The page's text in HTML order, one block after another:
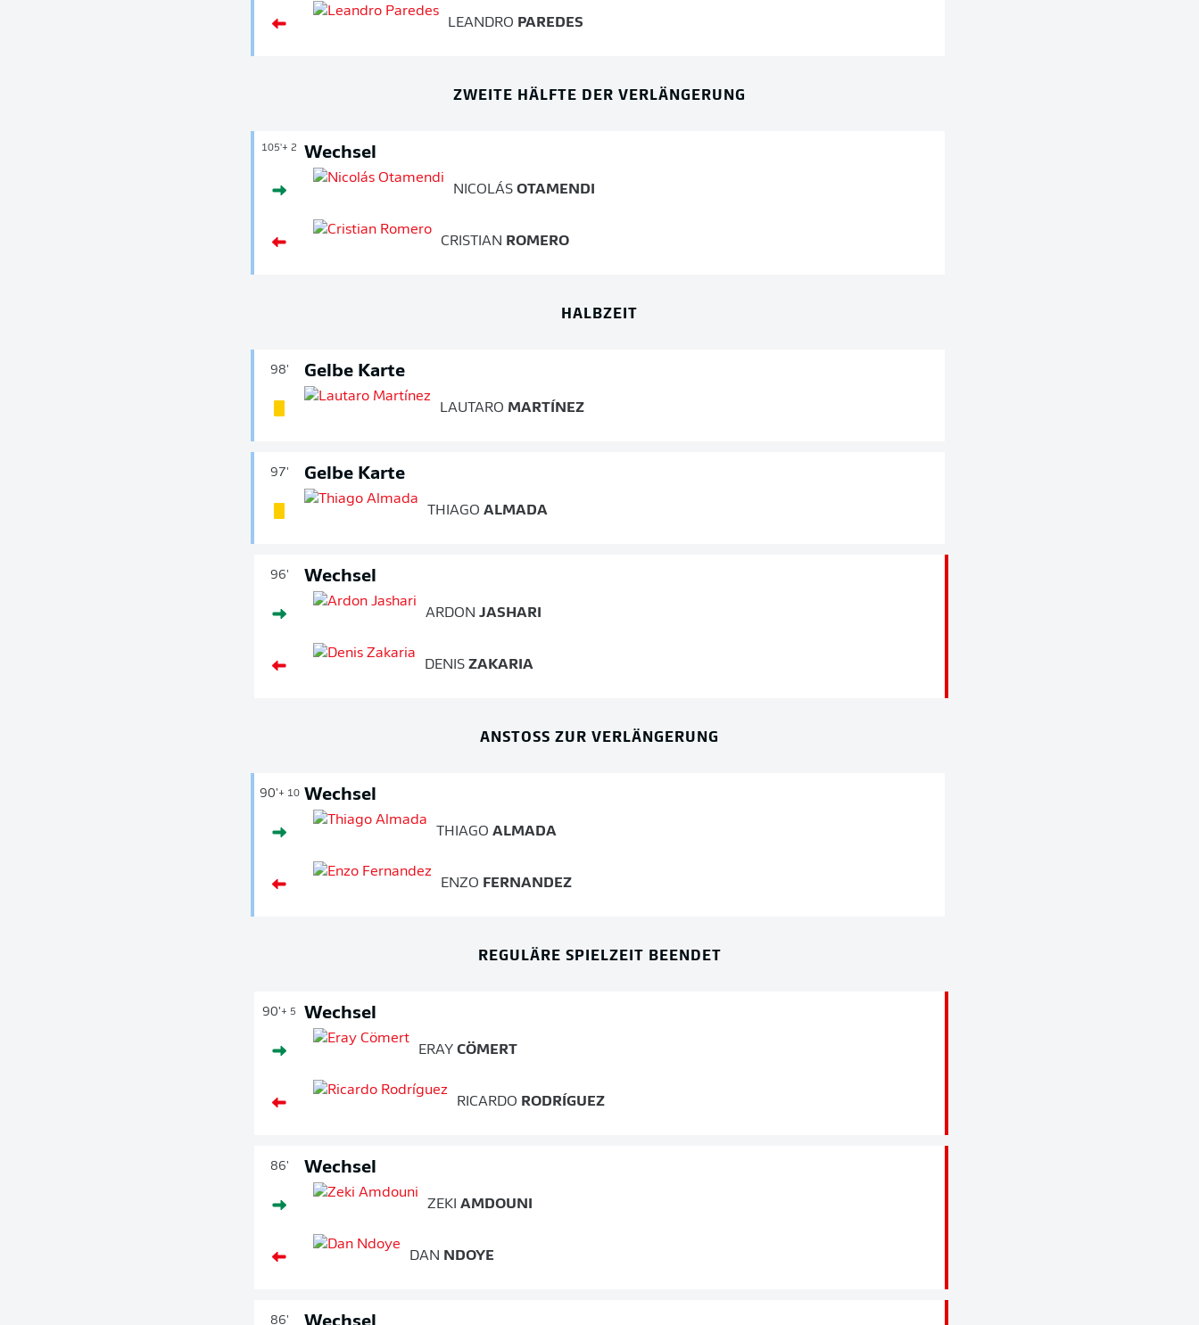
LEANDRO PAREDES
ZWEITE HÄLFTE DER VERLÄNGERUNG
105'+ 2 Wechsel
NICOLÁS OTAMENDI
CRISTIAN ROMERO
HALBZEIT
98' Gelbe Karte
LAUTARO MARTÍNEZ
97' Gelbe Karte
THIAGO ALMADA
96' Wechsel
ARDON JASHARI
DENIS ZAKARIA
ANSTOSS ZUR VERLÄNGERUNG
90'+ 10 Wechsel
THIAGO ALMADA
ENZO FERNANDEZ
REGULÄRE SPIELZEIT BEENDET
90'+ 5 Wechsel
ERAY CÖMERT
RICARDO RODRÍGUEZ
86' Wechsel
ZEKI AMDOUNI
DAN NDOYE
86'